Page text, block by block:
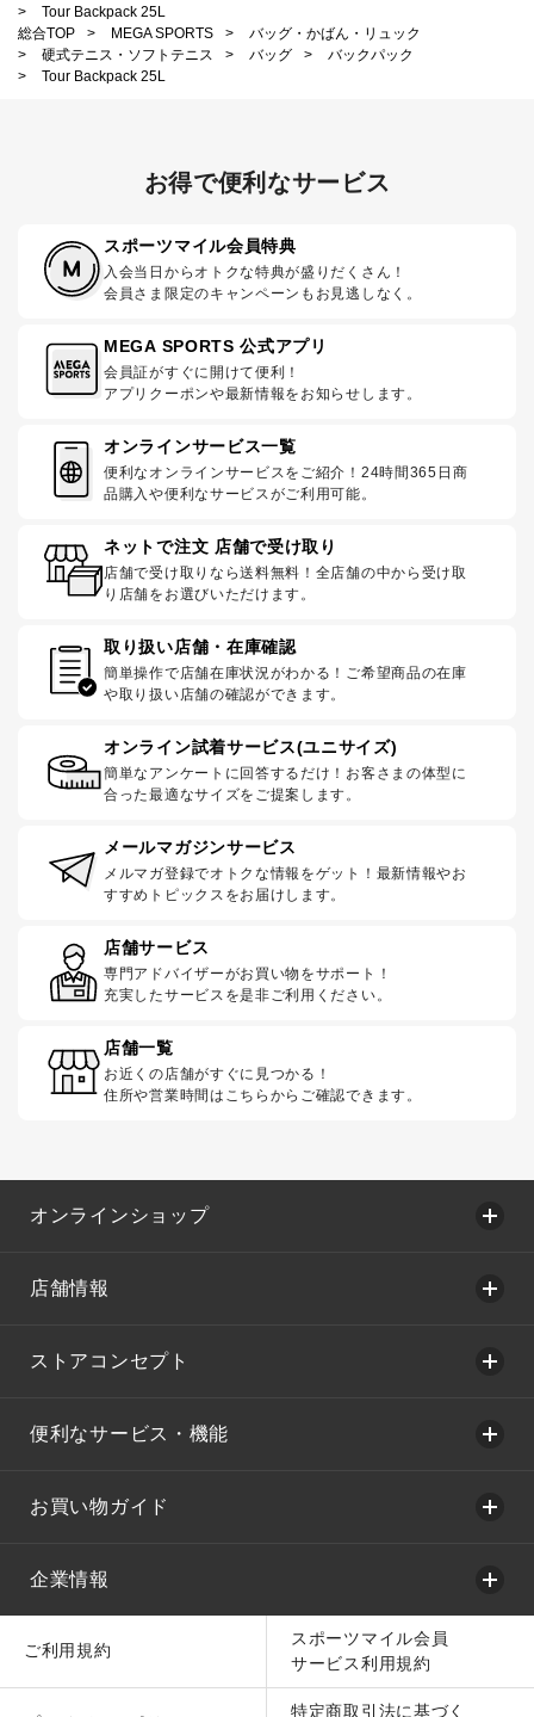
>
Tour Backpack 25L
総合TOP
> MEGA SPORTS >
バッグ・かばん・リュック
>
硬式テニス・ソフトテニス > バッグ >
バックパック
>
Tour Backpack 25L
お得で便利なサービス
スポーツマイル会員特典
入会当日からオトクな特典が盛りだくさん！
会員さま限定のキャンペーンもお見逃しなく。
MEGA SPORTS 公式アプリ
会員証がすぐに開けて便利！
アプリクーポンや最新情報をお知らせします。
オンラインサービス一覧
便利なオンラインサービスをご紹介！24時間365日商
品購入や便利なサービスがご利用可能。
ネットで注文 店舗で受け取り
店舗で受け取りなら送料無料！全店舗の中から受け取
り店舗をお選びいただけます。
取り扱い店舗・在庫確認
簡単操作で店舗在庫状況がわかる！ご希望商品の在庫
や取り扱い店舗の確認ができます。
オンライン試着サービス(ユニサイズ)
簡単なアンケートに回答するだけ！お客さまの体型に
合った最適なサイズをご提案します。
メールマガジンサービス
メルマガ登録でオトクな情報をゲット！最新情報やお
すすめトピックスをお届けします。
店舗サービス
専門アドバイザーがお買い物をサポート！
充実したサービスを是非ご利用ください。
店舗一覧
お近くの店舗がすぐに見つかる！
住所や営業時間はこちらからご確認できます。
オンラインショップ
店舗情報
ストアコンセプト
便利なサービス・機能
お買い物ガイド
企業情報
ご利用規約
スポーツマイル会員
サービス利用規約
特定商取引法に基づく